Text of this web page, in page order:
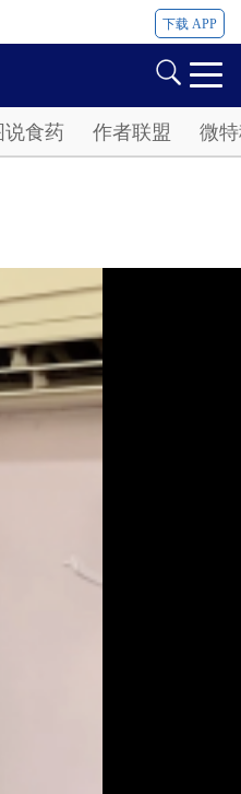
下载 APP
说食药 作者联盟 微